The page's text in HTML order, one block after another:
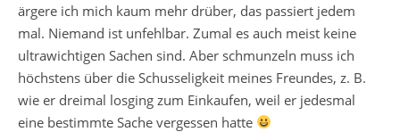
ärgere ich mich kaum mehr drüber, das passiert jedem
mal. Niemand ist unfehlbar. Zumal es auch meist keine
ultrawichtigen Sachen sind. Aber schmunzeln muss ich
höchstens über die Schusseligkeit meines Freundes, z. B.
wie er dreimal losging zum Einkaufen, weil er jedesmal
eine bestimmte Sache vergessen hatte